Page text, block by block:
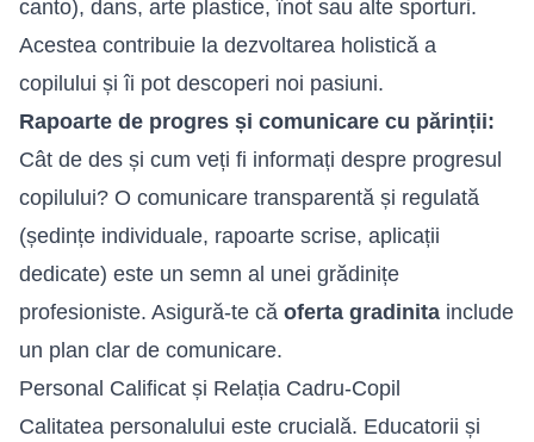
canto), dans, arte plastice, înot sau alte sporturi.
Acestea contribuie la dezvoltarea holistică a
copilului și îi pot descoperi noi pasiuni.
Rapoarte de progres și comunicare cu părinții:
Cât de des și cum veți fi informați despre progresul
copilului? O comunicare transparentă și regulată
(ședințe individuale, rapoarte scrise, aplicații
dedicate) este un semn al unei grădinițe
profesioniste. Asigură-te că oferta gradinita include
un plan clar de comunicare.
Personal Calificat și Relația Cadru-Copil
Calitatea personalului este crucială. Educatorii și